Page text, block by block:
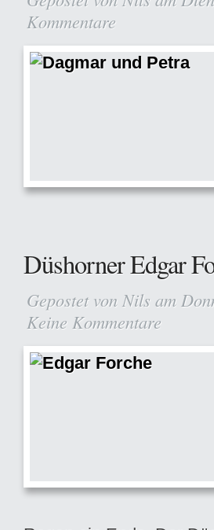
Kommentare
Düshorner Edgar
Gepostet von Nils am
Keine Kommentare